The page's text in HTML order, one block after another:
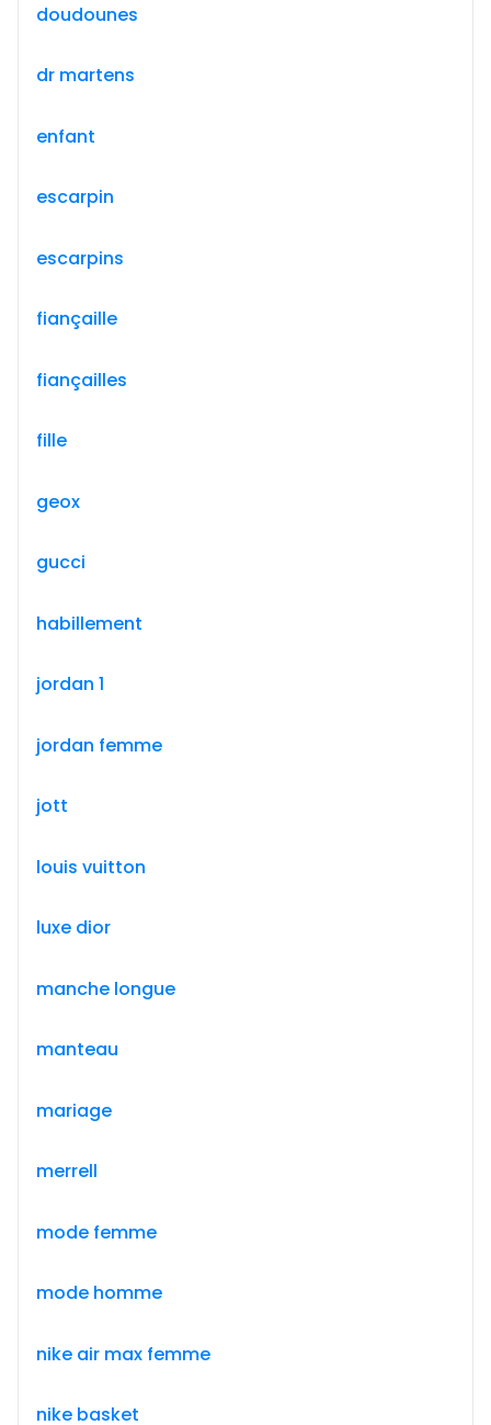
doudounes
dr martens
enfant
escarpin
escarpins
fiançaille
fiançailles
fille
geox
gucci
habillement
jordan 1
jordan femme
jott
louis vuitton
luxe dior
manche longue
manteau
mariage
merrell
mode femme
mode homme
nike air max femme
nike basket